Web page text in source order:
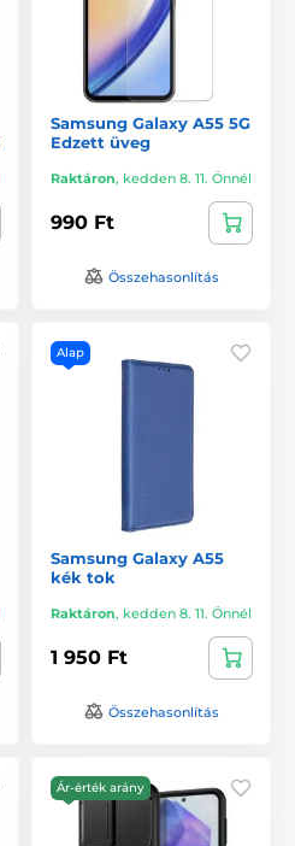
Samsung Galaxy A55 5G
Edzett üveg
Raktáron, kedden 8. 11. Önnél
990 Ft
Összehasonlítás
Alap
Samsung Galaxy A55
kék tok
Raktáron, kedden 8. 11. Önnél
1 950 Ft
Összehasonlítás
Ár-érték arány